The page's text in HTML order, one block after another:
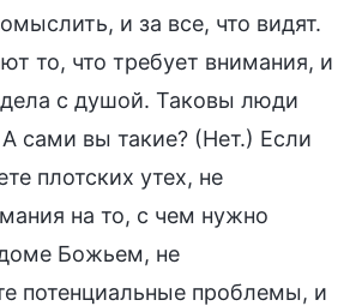
и за все, что видят.
то, что требует внимания, и
дела с душой. Таковы люди
сами вы такие? (Нет.) Если
плотских утех, не
на то, с чем нужно
Божьем, не
потенциальные проблемы, и